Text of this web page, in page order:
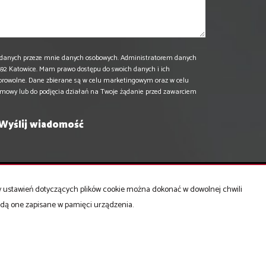
przeze mnie danych osobowych. Administratorem danych
Katowice. Mam prawo dostępu do swoich danych i ich
Dane zbierane są w celu marketingowym oraz w celu
lub do podjęcia działań na Twoje żądanie przed zawarciem
Mieszkaniana sprzedaż
Domyna sprzedaż
dotyczących plików cookie można dokonać w dowolnej chwili
one zapisane w pamięci urządzenia.